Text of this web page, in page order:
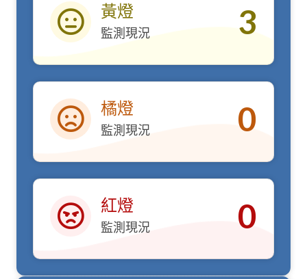
黃燈
黃燈
監測現況 3
橘燈
橘燈
監測現況 0
紅燈
紅燈
監測現況 0